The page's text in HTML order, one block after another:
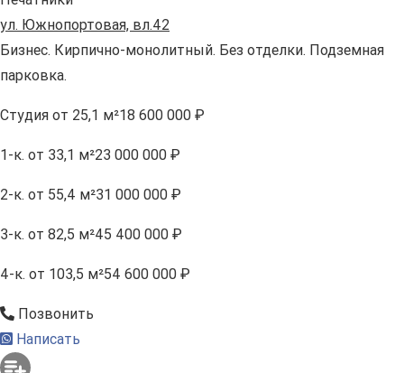
ул. Южнопортовая, вл.42
Бизнес. Кирпично-монолитный. Без отделки. Подземная
парковка.
Студия от 25,1 м²18 600 000 ₽
1-к. от 33,1 м²23 000 000 ₽
2-к. от 55,4 м²31 000 000 ₽
3-к. от 82,5 м²45 400 000 ₽
4-к. от 103,5 м²54 600 000 ₽
Позвонить
Написать